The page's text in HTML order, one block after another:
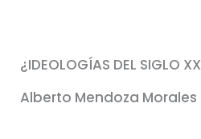
¿IDEOLOGÍAS DEL SIGLO
Alberto Mendoza Morales